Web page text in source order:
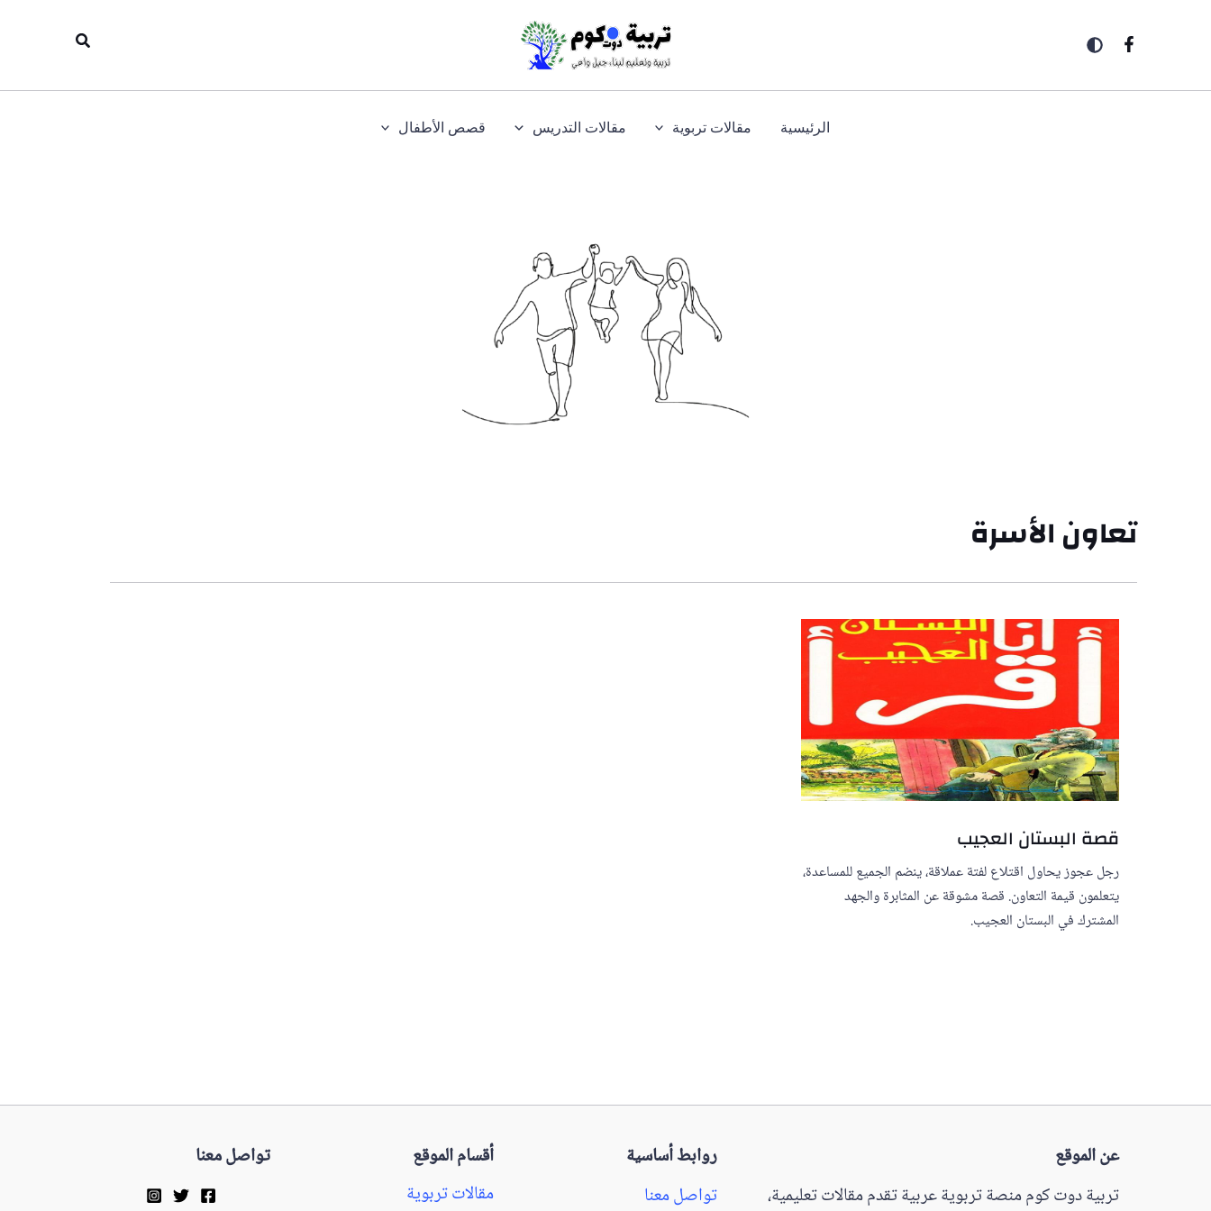
الرئيسية مقالات تربوية مقالات التدريس قصص الأطفال
تعاون الأسرة
قصة البستان العجيب
رجل عجوز يحاول اقتلاع لفتة عملاقة، ينضم الجميع للمساعدة،
يتعلمون قيمة التعاون. قصة مشوقة عن المثابرة والجهد
المشترك في البستان العجيب.
عن الموقع
تربية دوت كوم منصة تربوية عربية تقدم مقالات تعليمية،
روابط أساسية
تواصل معنا
أقسام الموقع
مقالات تربوية
تواصل معنا